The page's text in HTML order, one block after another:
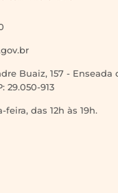
Buaiz, 157 - Enseada
29.050-913
feira, das 12h às 19h.